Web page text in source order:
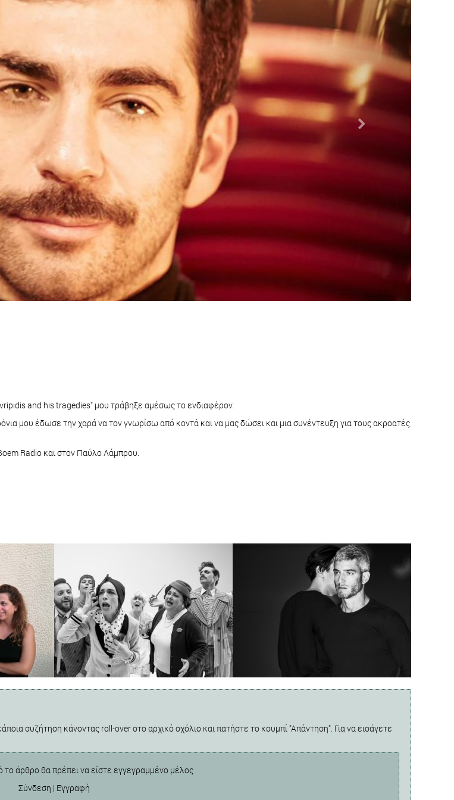
and his tragedies" μου τράβηξε αμέσως το ενδιαφέρον.
μου έδωσε την χαρά να τον γνωρίσω από κοντά και να μας δώσει και μια συνέντευξη για τους ακροατές
Radio και στον Παύλο Λάμπρου.
συζήτηση κάνοντας roll-over στο αρχικό σχόλιο και πατήστε το κουμπί "Απάντηση". Για να εισάγετε
το άρθρο θα πρέπει να είστε εγγεγραμμένο μέλος
Σύνδεση | Εγγραφή